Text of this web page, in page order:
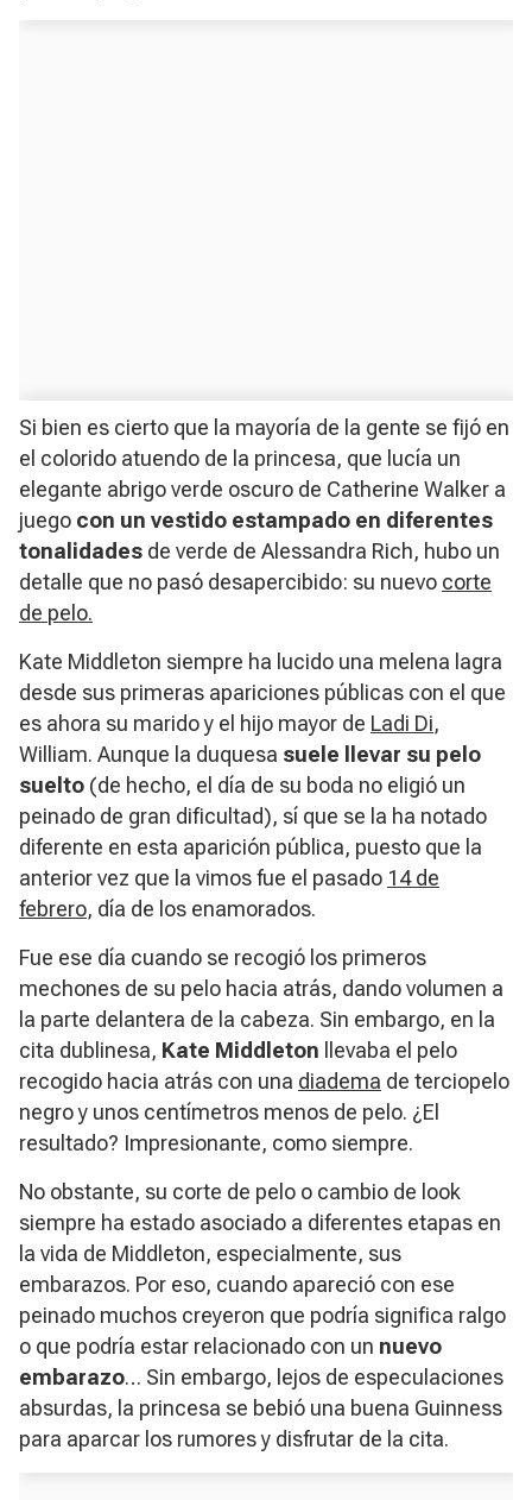
Si bien es cierto que la mayoría de la gente se fijó en
el colorido atuendo de la princesa, que lucía un
elegante abrigo verde oscuro de Catherine Walker a
juego con un vestido estampado en diferentes
tonalidades de verde de Alessandra Rich, hubo un
detalle que no pasó desapercibido: su nuevo corte
de pelo.
Kate Middleton siempre ha lucido una melena lagra
desde sus primeras apariciones públicas con el que
es ahora su marido y el hijo mayor de Ladi Di,
William. Aunque la duquesa suele llevar su pelo
suelto (de hecho, el día de su boda no eligió un
peinado de gran dificultad), sí que se la ha notado
diferente en esta aparición pública, puesto que la
anterior vez que la vimos fue el pasado 14 de
febrero, día de los enamorados.
Fue ese día cuando se recogió los primeros
mechones de su pelo hacia atrás, dando volumen a
la parte delantera de la cabeza. Sin embargo, en la
cita dublinesa, Kate Middleton llevaba el pelo
recogido hacia atrás con una diadema de terciopelo
negro y unos centímetros menos de pelo. ¿El
resultado? Impresionante, como siempre.
No obstante, su corte de pelo o cambio de look
siempre ha estado asociado a diferentes etapas en
la vida de Middleton, especialmente, sus
embarazos. Por eso, cuando apareció con ese
peinado muchos creyeron que podría significa ralgo
o que podría estar relacionado con un nuevo
embarazo… Sin embargo, lejos de especulaciones
absurdas, la princesa se bebió una buena Guinness
para aparcar los rumores y disfrutar de la cita.